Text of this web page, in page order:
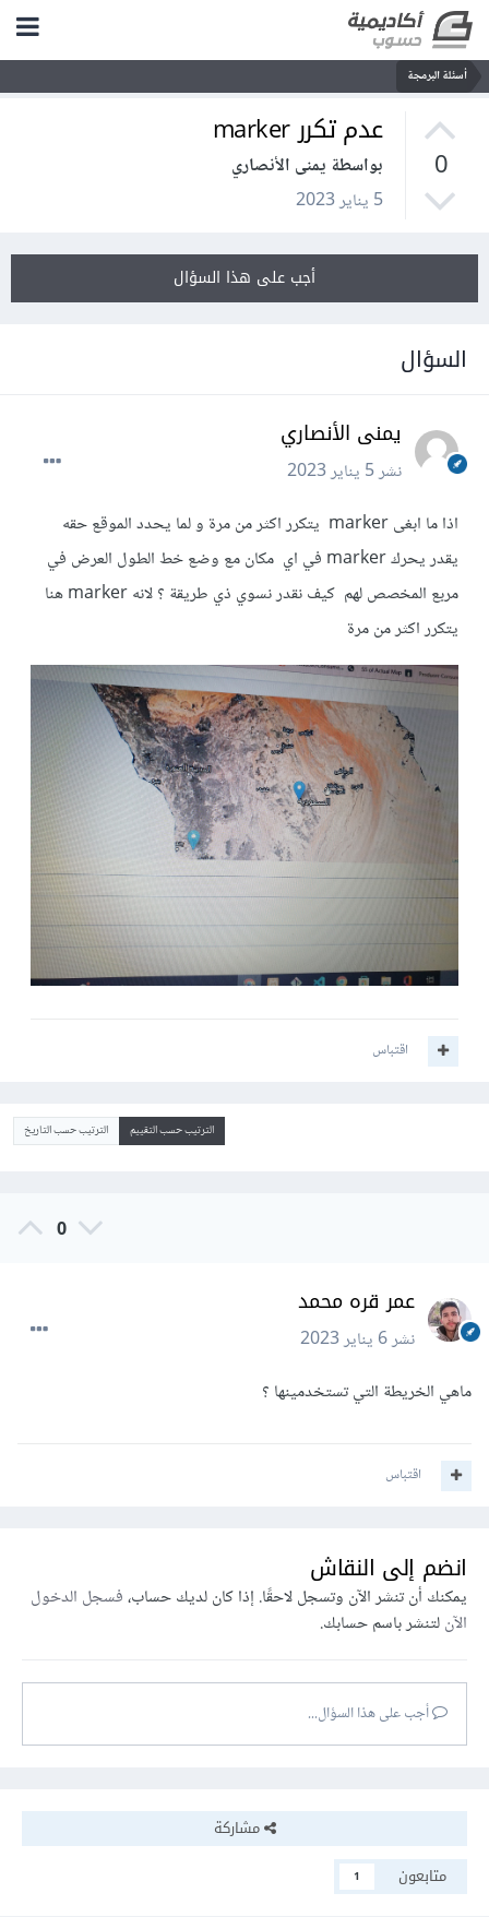
أسئلة البرمجة
0
عدم تكرر marker
بواسطة يمنى الأنصاري
5 يناير 2023
أجب على هذا السؤال
السؤال
يمنى الأنصاري
نشر5 يناير 2023
اذا ما ابغى marker يتكرر اكثر من مرة و لما يحدد الموقع حقه
يقدر يحرك marker في اي مكان مع وضع خط الطول العرض في
مربع المخصص لهم كيف نقدر نسوي ذي طريقة ؟ لانه marker هنا
يتكرر اكثر من مرة
اقتباس
الترتيب حسب التقييم الترتيب حسب التاريخ
0
عمر قره محمد
نشر6 يناير 2023
ماهي الخريطة التي تستخدمينها ؟
اقتباس
انضم إلى النقاش
يمكنك أن تنشر الآن وتسجل لاحقًا. إذا كان لديك حساب،فسجل الدخول
الآنلتنشر باسم حسابك.
أجب على هذا السؤال...
مشاركة
متابعون
1